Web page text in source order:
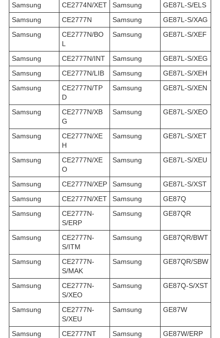
Samsung CE2774N/XET Samsung
GE87L-S/ELS
Samsung
CE2777N Samsung
GE87L-S/XAG
Samsung
CE2777N/BO
L
Samsung GE87L-S/XEF
Samsung CE2777N/INT Samsung
GE87L-S/XEG
Samsung
CE2777N/LIB Samsung
GE87L-S/XEH
Samsung
CE2777N/TP
D
Samsung GE87L-S/XEN
Samsung
CE2777N/XB
G
Samsung GE87L-S/XEO
Samsung
CE2777N/XE
H
Samsung GE87L-S/XET
Samsung
CE2777N/XE
O
Samsung GE87L-S/XEU
Samsung CE2777N/XEP Samsung
GE87L-S/XST
Samsung
CE2777N/XET Samsung
GE87Q
Samsung
CE2777N-
S/ERP
Samsung GE87QR
Samsung
CE2777N-
S/ITM
Samsung GE87QR/BWT
Samsung
CE2777N-
S/MAK
Samsung GE87QR/SBW
Samsung
CE2777N-
S/XEO
Samsung GE87Q-S/XST
Samsung
CE2777N-
S/XEU
Samsung GE87W
Samsung CE2777NT Samsung
GE87W/ERP